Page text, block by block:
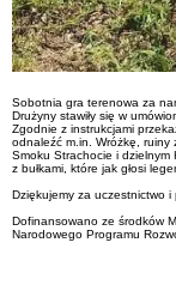
Sobotnia gra terenowa za
Drużyny stawiły się w
Zgodnie z instrukcjami
odnaleźć m.in. Wróżkę, ruiny
Smoku Strachocie i dzielnym
z bułkami, które jak głosi
Dziękujemy za uczestnictwo i
Dofinansowano ze środków
Narodowego Programu